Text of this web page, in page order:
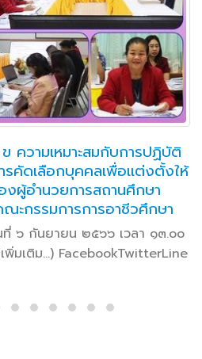
ความเหมาะสมกับการปฏิบัติ
รคัดเลือกบุคคลเพื่อแต่งตั้งให้
ผู้อำนวยการสถานศึกษา
ะกรรมการการอาชีวศึกษา
๖ กันยายน ๒๕๖๖ เวลา ๑๓.๐๐
มเติม…) FacebookTwitterLine